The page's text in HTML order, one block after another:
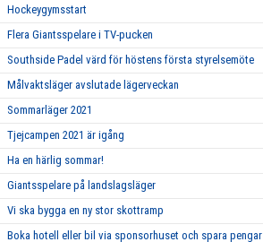
Hockeygymsstart
Flera Giantsspelare i TV-pucken
Southside Padel värd för höstens första styrelsemöte
Målvaktsläger avslutade lägerveckan
Sommarläger 2021
Tjejcampen 2021 är igång
Ha en härlig sommar!
Giantsspelare på landslagsläger
Vi ska bygga en ny stor skottramp
Boka hotell eller bil via sponsorhuset och spara pengar